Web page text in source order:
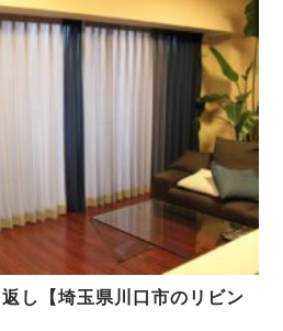
し【埼玉県川口市のリビン